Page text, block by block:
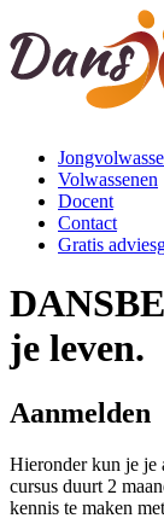
Volwassenen
Docent
Contact
Gratis
je leven.
Aanmelden
Hieronder kun je je
cursus duurt 2
kennis te maken